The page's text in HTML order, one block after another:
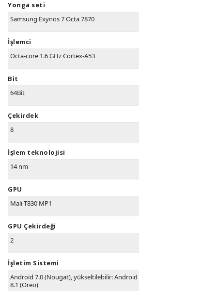
Yonga seti
Samsung Exynos 7 Octa 7870
İşlemci
Octa-core 1.6 GHz Cortex-A53
Bit
64Bit
Çekirdek
8
İşlem teknolojisi
14 nm
GPU
Mali-T830 MP1
GPU Çekirdeği
2
İşletim Sistemi
Android 7.0 (Nougat), yükseltilebilir: Android
8.1 (Oreo)